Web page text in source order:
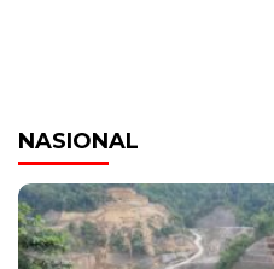
NASIONAL